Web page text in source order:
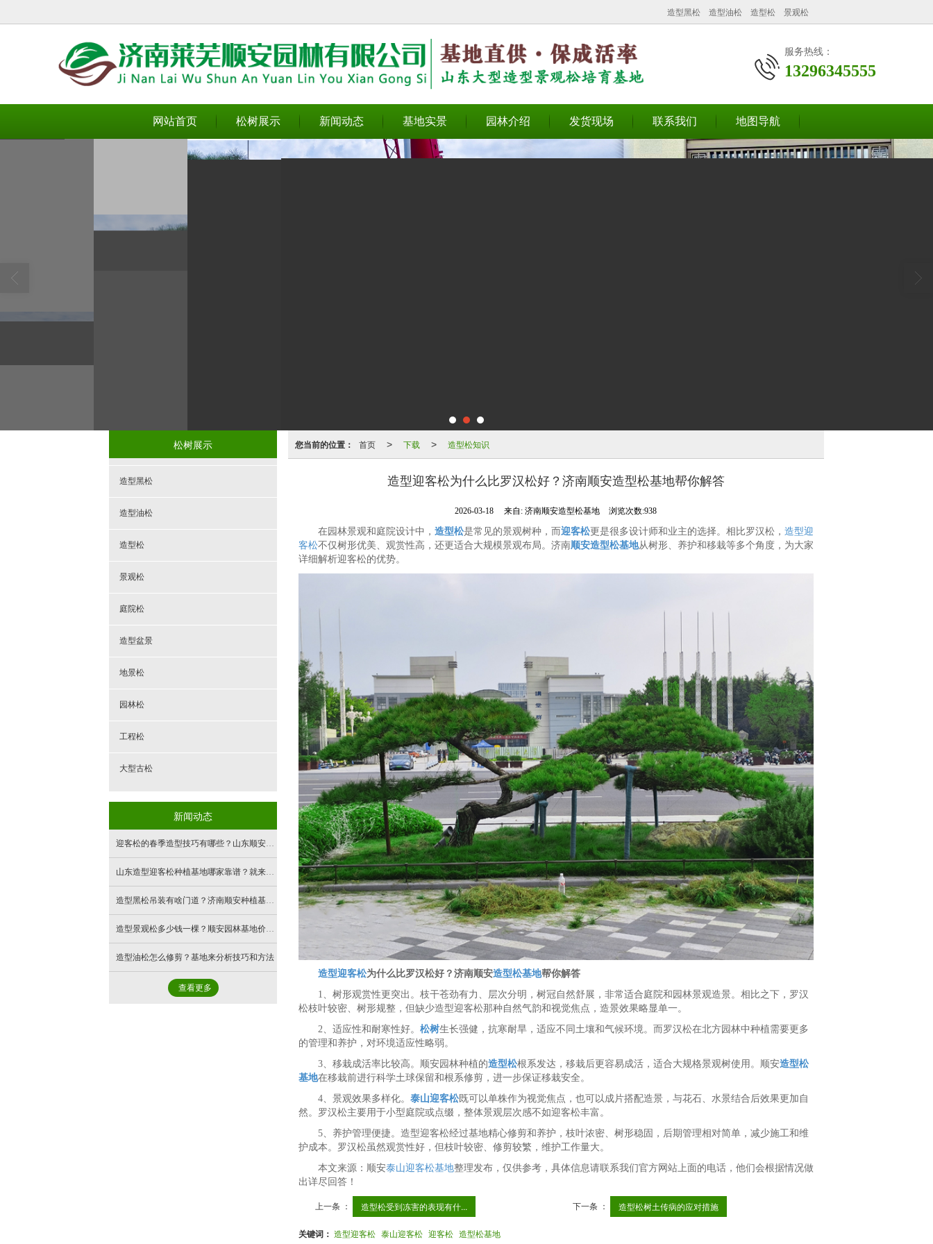
造型黑松 造型油松 造型松 景观松
服务热线：
13296345555
网站首页 松树展示 新闻动态 基地实景 园林介绍 发货现场 联系我们 地图导航
您当前的位置： 首页 > 下载 > 造型松知识
造型迎客松为什么比罗汉松好？济南顺安造型松基地帮你解答
2026-03-18 来自:济南顺安造型松基地 浏览次数:938
在园林景观和庭院设计中， 造型松是常见的景观树种，而迎客松更是很多设计师和业主的选择。相比罗汉松， 造型迎
客松不仅树形优美、观赏性高，还更适合大规模景观布局。济南顺安造型松基地从树形、养护和移栽等多个角度，为大家
详细解析迎客松的优势。
造型迎客松为什么比罗汉松好？济南顺安造型松基地帮你解答
1、树形观赏性更突出。枝干苍劲有力、层次分明，树冠自然舒展，非常适合庭院和园林景观造景。相比之下，罗汉
松枝叶较密、树形规整，但缺少造型迎客松那种自然气韵和视觉焦点，造景效果略显单一。
2、适应性和耐寒性好。 松树生长强健，抗寒耐旱，适应不同土壤和气候环境。而罗汉松在北方园林中种植需要更多
的管理和养护，对环境适应性略弱。
3、移栽成活率比较高。顺安园林种植的造型松根系发达，移栽后更容易成活，适合大规格景观树使用。顺安造型松
基地在移栽前进行科学土球保留和根系修剪，进一步保证移栽安全。
4、景观效果多样化。 泰山迎客松既可以单株作为视觉焦点，也可以成片搭配造景，与花石、水景结合后效果更加自
然。罗汉松主要用于小型庭院或点缀，整体景观层次感不如迎客松丰富。
5、养护管理便捷。造型迎客松经过基地精心修剪和养护，枝叶浓密、树形稳固，后期管理相对简单，减少施工和维
护成本。罗汉松虽然观赏性好，但枝叶较密、修剪较繁，维护工作量大。
本文来源：顺安泰山迎客松基地整理发布，仅供参考，具体信息请联系我们官方网站上面的电话，他们会根据情况做
出详尽回答！
上一条 ： 造型松受到冻害的表现有什... 下一条 ： 造型松树土传病的应对措施
关键词： 造型迎客松 泰山迎客松 迎客松 造型松基地
松树展示
造型黑松
造型油松
造型松
景观松
庭院松
造型盆景
地景松
园林松
工程松
大型古松
新闻动态
迎客松的春季造型技巧有哪些？山东顺安园林基地解答
山东造型迎客松种植基地哪家靠谱？就来顺安造型松基地
造型黑松吊装有啥门道？济南顺安种植基地给你讲清楚
造型景观松多少钱一棵？顺安园林基地价格便宜
造型油松怎么修剪？基地来分析技巧和方法
查看更多